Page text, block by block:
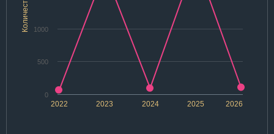
Количество
2022 2024 2026
2023 2025
0
500
1000